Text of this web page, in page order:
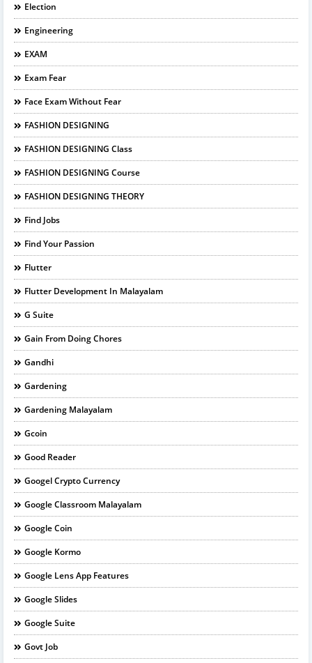
Election
Engineering
EXAM
Exam Fear
Face Exam Without Fear
FASHION DESIGNING
FASHION DESIGNING Class
FASHION DESIGNING Course
FASHION DESIGNING THEORY
Find Jobs
Find Your Passion
Flutter
Flutter Development In Malayalam
G Suite
Gain From Doing Chores
Gandhi
Gardening
Gardening Malayalam
Gcoin
Good Reader
Googel Crypto Currency
Google Classroom Malayalam
Google Coin
Google Kormo
Google Lens App Features
Google Slides
Google Suite
Govt Job